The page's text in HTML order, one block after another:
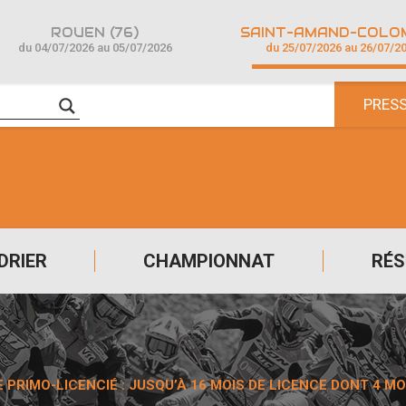
CHAMPIONNAT
ROUEN (76)
du 04/07/2026 au 05/07/2026 du 25/07/2026 au 26/07/
PRIMO-LICENCIÉ : JUSQU’À 16 MOIS DE LICENCE DONT 4